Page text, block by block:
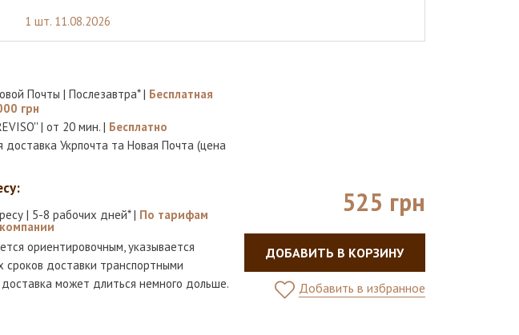
1 шт. 11.08.2026
Почты | Послезавтра* | Бесплатная
грн
| от 20 мин. | Бесплатно
Укрпочта та Новая Почта (цена
| 5-8 рабочих дней* | По тарифам
ориентировочным, указывается
сроков доставки транспортными
может длиться немного дольше.
525 грн
ДОБАВИТЬ В КОРЗИНУ
Добавить в избранное